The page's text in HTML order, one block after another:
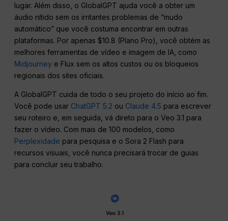
lugar. Além disso, o GlobalGPT ajuda você a obter um
áudio nítido sem os irritantes problemas de “mudo
automático” que você costuma encontrar em outras
plataformas. Por apenas $10.8 (Plano Pro), você obtém as
melhores ferramentas de vídeo e imagem de IA, como
Midjourney e Flux sem os altos custos ou os bloqueios
regionais dos sites oficiais.
A GlobalGPT cuida de todo o seu projeto do início ao fim.
Você pode usar ChatGPT 5.2 ou Claude 4.5 para escrever
seu roteiro e, em seguida, vá direto para o Veo 3.1 para
fazer o vídeo. Com mais de 100 modelos, como
Perplexidade para pesquisa e o Sora 2 Flash para
recursos visuais, você nunca precisará trocar de guias
para concluir seu trabalho.